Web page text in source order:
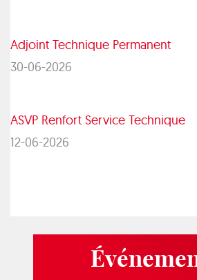
Adjoint Technique Permanent
30-06-2026
ASVP Renfort Service Technique
12-06-2026